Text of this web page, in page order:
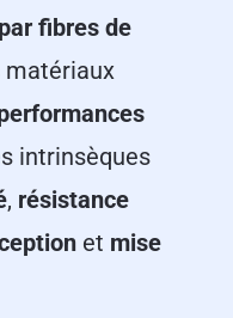
fibres de
matériaux
intrinsèques
, résistance
et mise